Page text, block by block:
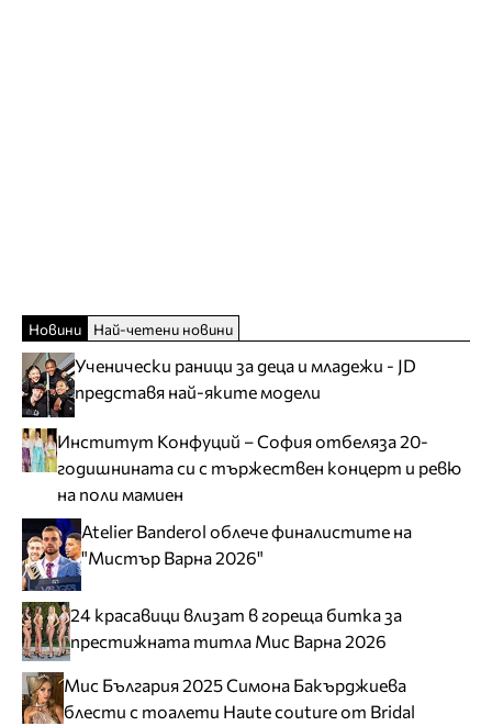
Новини Най-четени новини
Ученически раници за деца и младежи - JD
представя най-яките модели
Институт Конфуций – София отбеляза 20-
годишнината си с тържествен концерт и ревю
на поли мамиен
Atelier Banderol облече финалистите на
"Мистър Варна 2026"
24 красавици влизат в гореща битка за
престижната титла Мис Варна 2026
Мис България 2025 Симона Бакърджиева
блести с тоалети Haute couture от Bridal